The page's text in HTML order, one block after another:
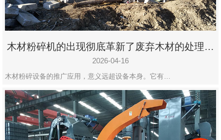
木材粉碎机的出现彻底革新了废弃木材的处理模
式
2026-04-16
木材粉碎设备的推广应用，意义远超设备本身。它有…